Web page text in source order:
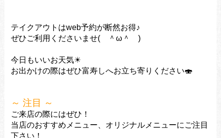
テイクアウトはweb予約が断然お得♪
ぜひご利用くださいませ( ＾ω＾ )
今日もいいお天気☀
お出かけの際はぜひ富寿しへお立ち寄りください🍣
～ 注目 ～
ご来店の際にはぜひ！
当店のおすすめメニュー、オリジナルメニューにご注目
下さい！